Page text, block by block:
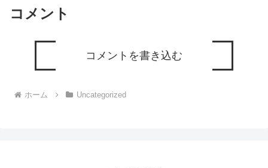
コメント
コメントを書き込む
ホーム Uncategorized